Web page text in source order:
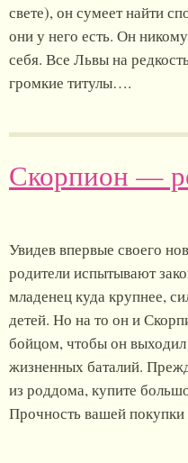
свете), он сумеет найти
они у него есть. Он
себя. Все Львы на
громкие титулы….
Скорпион —
Увидев впервые своего
родители испытывают
младенец куда крупнее,
детей. Но на то он и
бойцом, чтобы он выходил
жизненных баталий.
из роддома, купите
Прочность вашей